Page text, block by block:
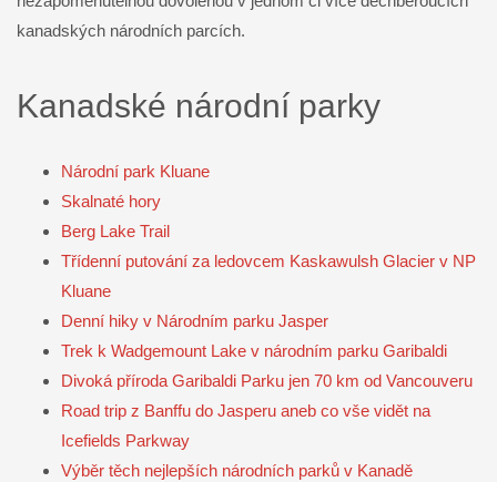
kanadských národních parcích.
Kanadské národní parky
Národní park Kluane
Skalnaté hory
Berg Lake Trail
Třídenní putování za ledovcem Kaskawulsh Glacier v NP
Kluane
Denní hiky v Národním parku Jasper
Trek k Wadgemount Lake v národním parku Garibaldi
Divoká příroda Garibaldi Parku jen 70 km od Vancouveru
Road trip z Banffu do Jasperu aneb co vše vidět na
Icefields Parkway
Výběr těch nejlepších národních parků v Kanadě